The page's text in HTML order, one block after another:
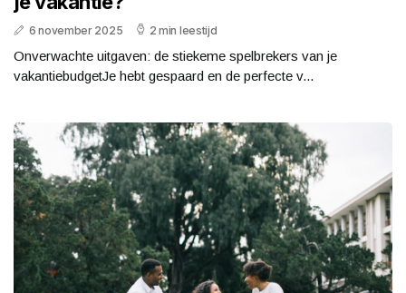
6 november 2025 2 min leestijd
Onverwachte uitgaven: de stiekeme spelbrekers van je
vakantiebudgetJe hebt gespaard en de perfecte v...